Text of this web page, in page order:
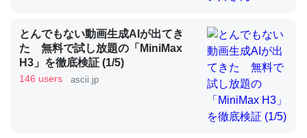
論文では「淡水はカルシウムも酸素も不足してて両方に不
とんでもない動画生成AIが出てき
た 無料で試し放題の「MiniMax
H3」を徹底検証 (1/5)
146 users ascii.jp